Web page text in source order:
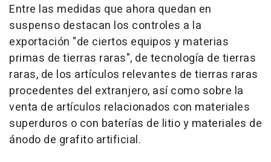
Entre las medidas que ahora quedan en
suspenso destacan los controles a la
exportación "de ciertos equipos y materias
primas de tierras raras", de tecnología de tierras
raras, de los artículos relevantes de tierras raras
procedentes del extranjero, así como sobre la
venta de artículos relacionados con materiales
superduros o con baterías de litio y materiales de
ánodo de grafito artificial.